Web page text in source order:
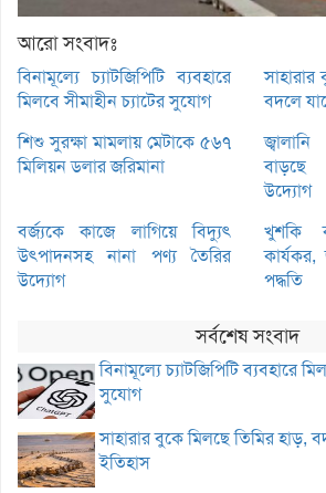
আরো সংবাদঃ
বিনামূল্যে চ্যাটজিপিটি ব্যবহারে
মিলবে সীমাহীন চ্যাটের সুযোগ
বদলে
শিশু সুরক্ষা মামলায় মেটাকে ৫৬৭
মিলিয়ন ডলার জরিমানা
বাড়ছে
উদ্যোগ
বর্জ্যকে কাজে লাগিয়ে বিদ্যুৎ
উৎপাদনসহ নানা পণ্য তৈরির
উদ্যোগ
খুশকি
পদ্ধতি
সর্বশেষ সংবাদ
বিনামূল্যে চ্যাটজিপিটি ব্যবহারে
সুযোগ
সাহারার বুকে মিলছে তিমির হাড়,
ইতিহাস